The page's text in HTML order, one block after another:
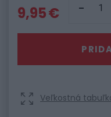
9,95 €
Veľkostná